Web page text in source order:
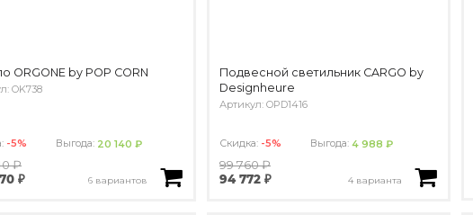
ORGONE by POP CORN
OK738
-5% Выгода: 20 140 ₽
₽
₽
6 вариантов
Подвесной светильник CARGO by
Designheure
Артикул: OPD1416
Скидка: -5% Выгода:4 988 ₽
99 760 ₽
94 772 ₽
4 варианта